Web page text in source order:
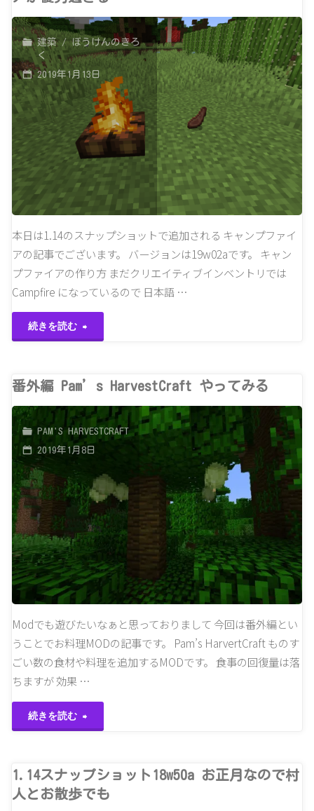
イ
ア
や
コ
ン
ポ
ス
ー
ッ
プ
シ
ョ
ッ
ト
19w03b
も
う
植
物
に
し
な
い！"
建築 / ぼうけんのきろ
く
2019年1月13日
本日は1.14のスナップショットで追加される キャンプファイ
アの記事でございます。 バージョンは19w02aです。 キャン
プファイアの作り方 まだクリエイティブインベントリでは
Campfire になっているので 日本語 …
続きを読む
ナ
ッ
プ
ョ
ッ
ト
19w02a
キ
ャ
ン
ァ
イ
番外編 Pam’s HarvestCraft やってみる
PAM'S HARVESTCRAFT
2019年1月8日
Modでも遊びたいなぁと思っておりまして 今回は番外編とい
うことでお料理MODの記事です。 Pam’s HarvertCraft ものす
ごい数の食材や料理を追加するMODです。 食事の回復量は落
ちますが 効果 …
続きを読む
編
Pam’s
1.14スナップショット18w50a お正月なので村
人とお散歩でも